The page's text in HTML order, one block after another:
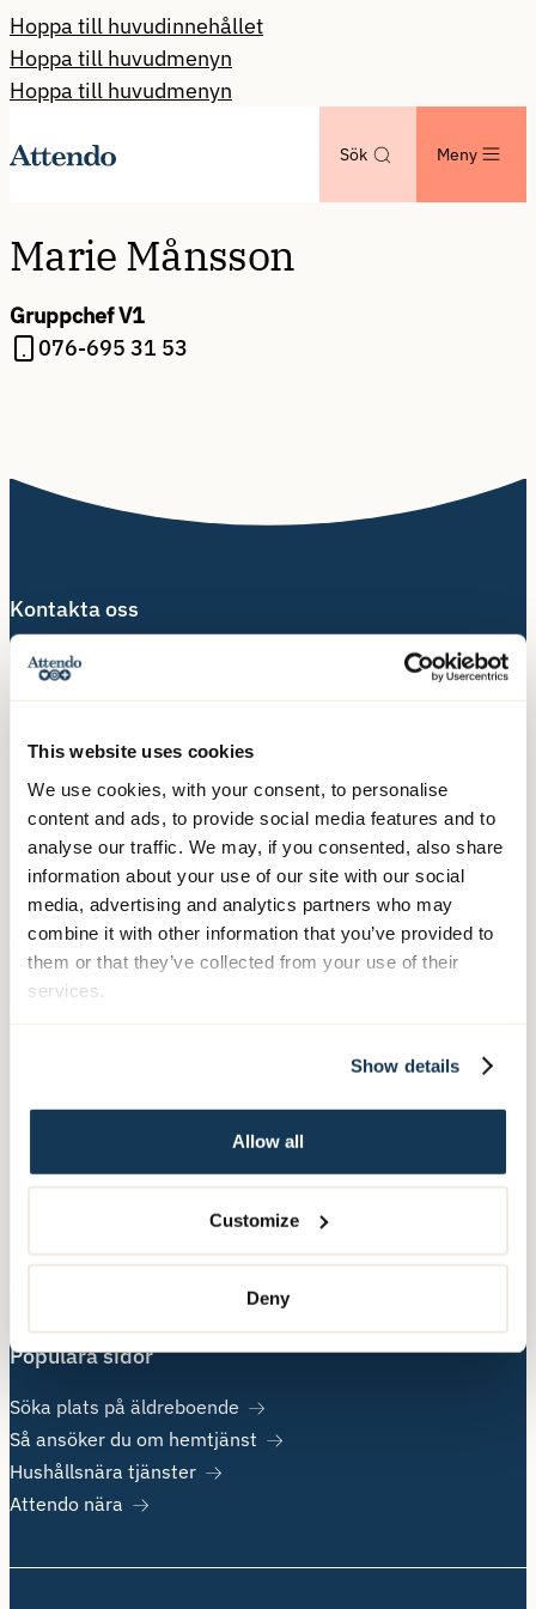
This website uses cookies
We use cookies, with your consent, to personalise
content and ads, to provide social media features and to
analyse our traffic. We may, if you consented, also share
information about your use of our site with our social
media, advertising and analytics partners who may
combine it with other information that you’ve provided to
them or that they’ve collected from your use of their
services.
Show details
Allow all
Customize
Deny
Hoppa till huvudinnehållet
Hoppa till huvudmenyn
Hoppa till huvudmenyn
Sök Meny
Marie Månsson
Gruppchef V1
076-695 31 53
Kontakta oss
Telefon:
Hälsingegatan 49
Postadress:
Box 3020, 103 61 Stockholm
Våra tjänster
Nära Vård
Övrig information
Kontakt
Populära sidor
Söka plats på äldreboende
Så ansöker du om hemtjänst
Hushållsnära tjänster
Attendo nära